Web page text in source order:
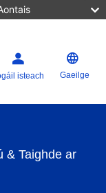
isteach Gaeilge
& Taighde ar